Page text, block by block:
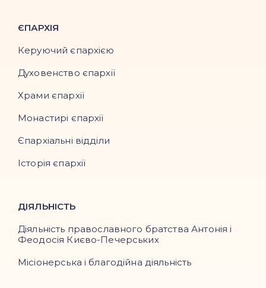
ЄПАРХІЯ
Керуючий єпархією
Духовенство єпархії
Храми єпархії
Монастирі єпархії
Єпархіальні відділи
Історія єпархії
ДІЯЛЬНІСТЬ
Діяльність православного братства Антонія і
Феодосія Києво-Печерських
Місіонерська і благодійна діяльність